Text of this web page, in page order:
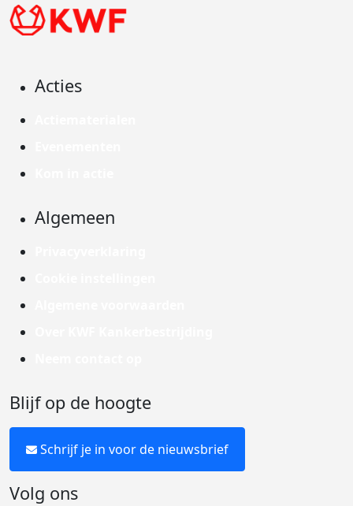
Acties
Algemeen
Blijf op de hoogte
Schrijf je in voor de nieuwsbrief
Volg ons